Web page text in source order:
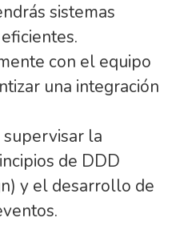
sistemas
con el equipo
una integración
la
de DDD
y el desarrollo de